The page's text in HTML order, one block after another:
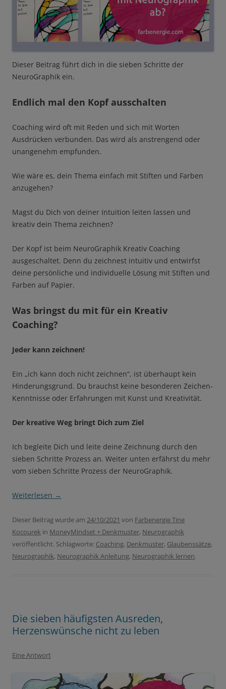
Dieser Beitrag führt dich in die sieben Schritte der
NeuroGraphik ein.
Endlich mal den Kopf ausschalten
Coaching wird oft mit Reden und sich mit Worten
Ausdrücken verbunden. Das wird als anstrengend oder
unangenehm empfunden.
Wie wäre es, dein Thema einfach mit Stiften und Farben
anzugehen?
Magst du Dich von deiner Intuition leiten lassen und
kreativ dein Thema zeichnen?
Der Kopf ist beim NeuroGraphik Kreativ Coaching
ausgeschaltet. Denn du zeichnest intuitiv und entwirfst
deine persönliche und individuelle Lösung mit Stiften und
Farben auf Papier.
Was bringst du mit für ein Kreativ
Coaching?
Jeder kann zeichnen!
Ein „ich kann doch nicht zeichnen“, ist überhaupt kein
Hinderungsgrund. Du brauchst keine besonderen Zeichen-
Kenntnisse oder Erfahrungen mit Kunst und Kreativität.
Der kreative Weg bringt Dich zum Ziel
Ich begleite Dich und leite deine Zeichnung durch den
sieben Schritte Prozess an. Weiter unten erfährst du mehr
vom sieben Schritte Prozess der NeuroGraphik.
Weiterlesen →
Dieser Beitrag wurde am 24/10/2021 von Farbenergie Tine
Kocourek in MoneyMindset + Denkmuster, Neurographik
veröffentlicht. Schlagworte: Coaching, Denkmuster, Glaubenssätze,
Neurographik, Neurographik Anleitung, Neurographik lernen.
Die sieben häufigsten Ausreden,
Herzenswünsche nicht zu leben
Eine Antwort